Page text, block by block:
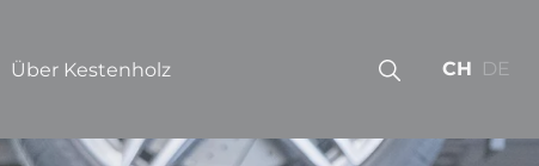
Über Kestenholz CH DE